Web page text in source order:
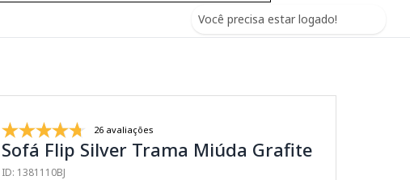
Você precisa estar logado!
26 avaliações
Sofá Flip Silver Trama Miúda Grafite
ID: 1381110BJ